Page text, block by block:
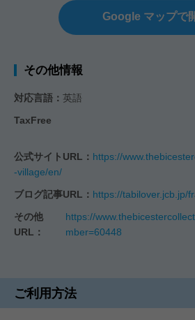
Google マップで
その他情報
対応言語： 英語
TaxFree
公式サイトURL： https://
-village/en/
ブログ記事URL： https://tabilover.jcb.jp/
その他
URL：
https://
mber=60448
ご利用方法